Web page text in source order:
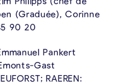
(Graduée), Corinne
90 20
Pankert
Gast
RAEREN: